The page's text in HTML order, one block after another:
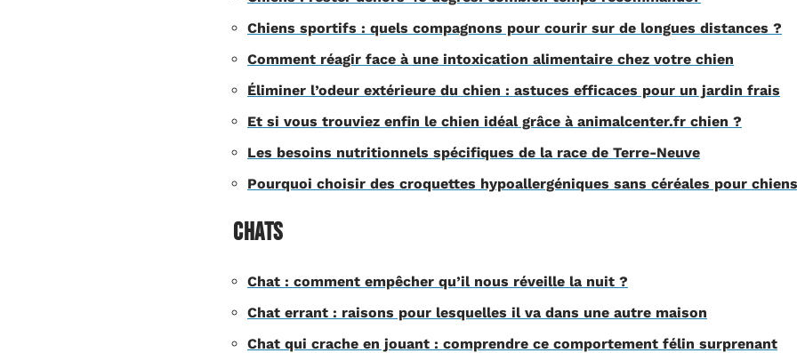
Chiens sportifs : quels compagnons pour courir sur de longues distances ?
Comment réagir face à une intoxication alimentaire chez votre chien
Éliminer l’odeur extérieure du chien : astuces efficaces pour un jardin frais
Et si vous trouviez enfin le chien idéal grâce à animalcenter.fr chien ?
Les besoins nutritionnels spécifiques de la race de Terre-Neuve
Pourquoi choisir des croquettes hypoallergéniques sans céréales pour
Chats
Chat : comment empêcher qu’il nous réveille la nuit ?
Chat errant : raisons pour lesquelles il va dans une autre maison
Chat qui crache en jouant : comprendre ce comportement félin surprenant